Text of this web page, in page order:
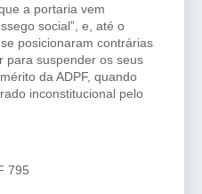
a portaria vem
social”, e, até o
posicionaram contrárias
para suspender os seus
da ADPF, quando
inconstitucional pelo
795